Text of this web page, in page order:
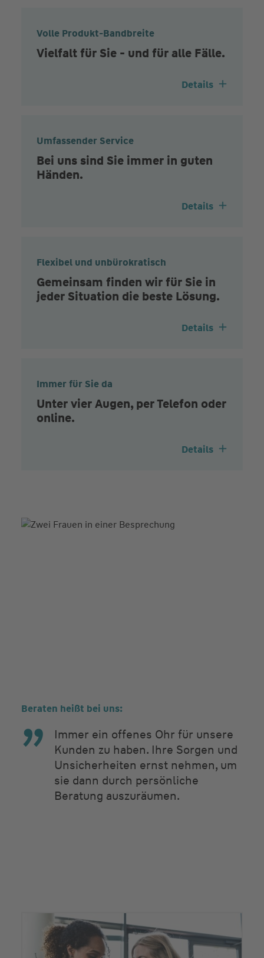
Volle Produkt-Bandbreite
Vielfalt für Sie - und für alle Fälle.
Details
Umfassender Service
Bei uns sind Sie immer in guten
Händen.
Details
Flexibel und unbürokratisch
Gemeinsam finden wir für Sie in
jeder Situation die beste Lösung.
Details
Immer für Sie da
Unter vier Augen, per Telefon oder
online.
Details
Beraten heißt bei uns:
Immer ein offenes Ohr für unsere
Kunden zu haben. Ihre Sorgen und
Unsicherheiten ernst nehmen, um
sie dann durch persönliche
Beratung auszuräumen.